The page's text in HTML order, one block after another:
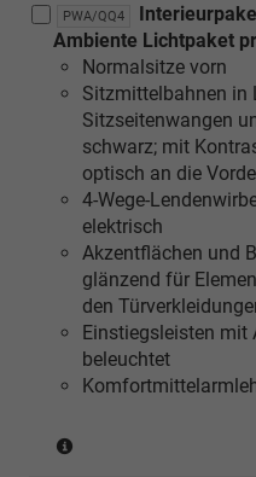
Verbindung
mit
[5MC]
Dekoreinlagen
Holz
Linde
Sediment
silbergrau
naturell
oder
[5MF]
Dekoreinlagen
Aluminium
matt
gebürstet
PWA/QQ4
Ambiente Lichtpaket
Normalsitze vorn
Sitzmittelbahnen in
Sitzseitenwangen
schwarz; mit
optisch an die
4-Wege-
elektrisch
Akzentflächen und
glänzend für
den
Einstiegsleisten mit
beleuchtet